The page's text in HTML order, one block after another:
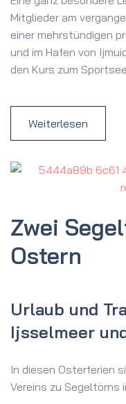
Mitglieder am
einer mehrstündigen
und im Hafen von
den Kurs zum
Weiterlesen
Zwei
Ostern
Urlaub und
Ijsselmeer
In diesen Osterferien
Vereins zu Segeltörns